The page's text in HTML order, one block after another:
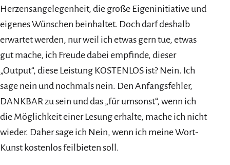
Herzensangelegenheit, die große Eigeninitiative und
eigenes Wünschen beinhaltet. Doch darf deshalb
erwartet werden, nur weil ich etwas gern tue, etwas
gut mache, ich Freude dabei empfinde, dieser
„Output“, diese Leistung KOSTENLOS ist? Nein. Ich
sage nein und nochmals nein. Den Anfangsfehler,
DANKBAR zu sein und das „für umsonst“, wenn ich
die Möglichkeit einer Lesung erhalte, mache ich nicht
wieder. Daher sage ich Nein, wenn ich meine Wort-
Kunst kostenlos feilbieten soll.